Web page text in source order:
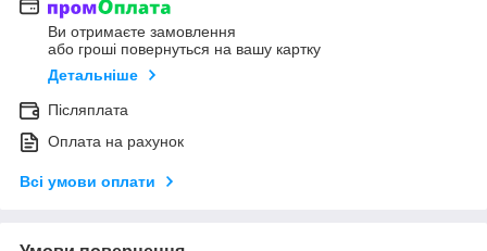
Ви отримаєте замовлення
або гроші повернуться на вашу картку
Детальніше
Післяплата
Оплата на рахунок
Всі умови оплати